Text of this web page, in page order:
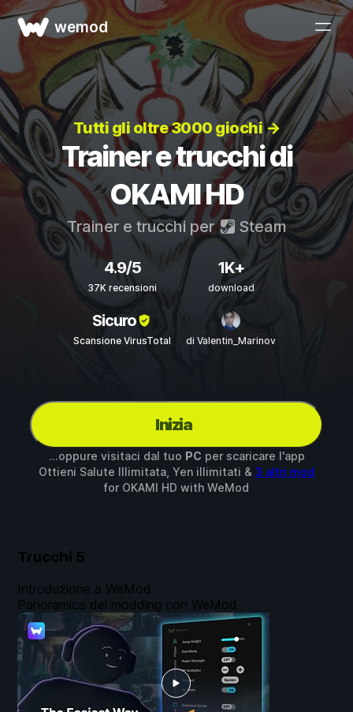
wemod
Tutti gli oltre 3000 giochi →
Trainer e trucchi di
OKAMI HD
Trainer e trucchi per Steam
4.9/5
37K recensioni
1K+
download
Sicuro
Scansione VirusTotal di Valentin_Marinov
Inizia
...oppure visitaci dal tuo PC per scaricare l'app
Ottieni Salute Illimitata, Yen illimitati & 3 altri mod
for OKAMI HD with WeMod
Trucchi 5
Introduzione a WeMod
Panoramica del modding con WeMod